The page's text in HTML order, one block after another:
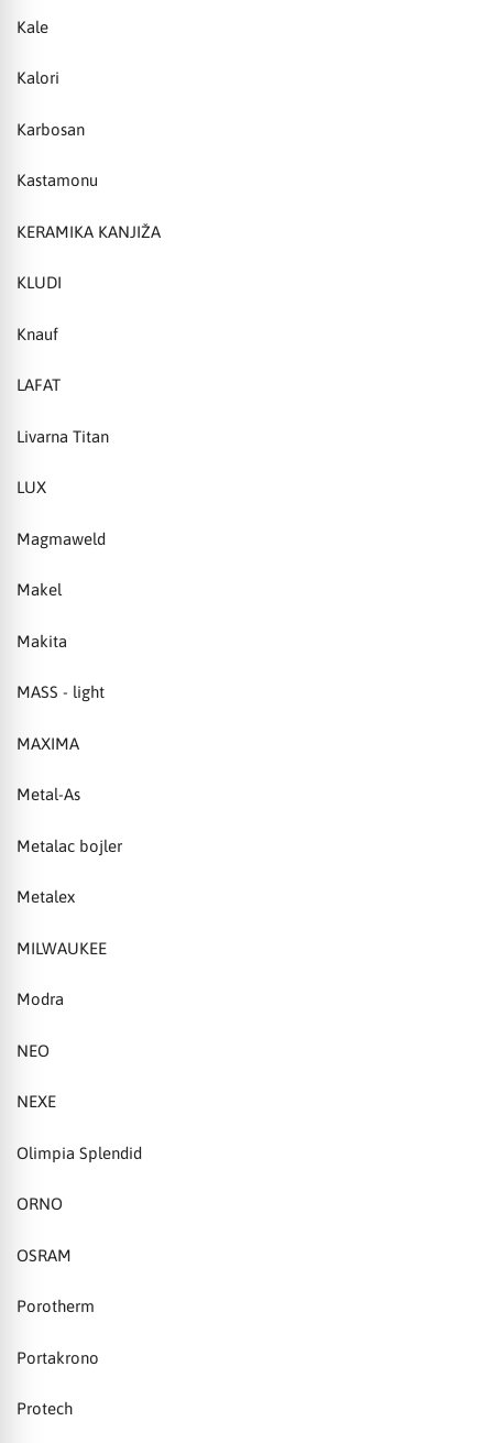
Kale
Kalori
Karbosan
Kastamonu
KERAMIKA KANJIŽA
KLUDI
Knauf
LAFAT
Livarna Titan
LUX
Magmaweld
Makel
Makita
MASS - light
MAXIMA
Metal-As
Metalac bojler
Metalex
MILWAUKEE
Modra
NEO
NEXE
Olimpia Splendid
ORNO
OSRAM
Porotherm
Portakrono
Protech